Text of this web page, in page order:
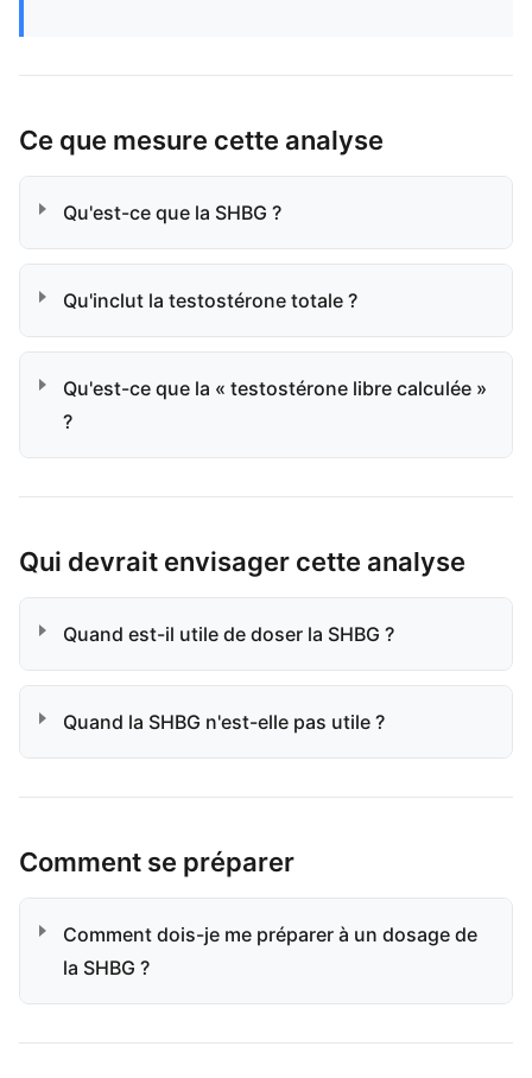
Ce que mesure cette analyse
Qu'est-ce que la SHBG ?
Qu'inclut la testostérone totale ?
Qu'est-ce que la « testostérone libre calculée »
?
Qui devrait envisager cette analyse
Quand est-il utile de doser la SHBG ?
Quand la SHBG n'est-elle pas utile ?
Comment se préparer
Comment dois-je me préparer à un dosage de
la SHBG ?